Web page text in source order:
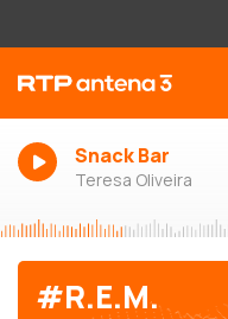
Snack Bar
Teresa Oliveira
#R.E.M.